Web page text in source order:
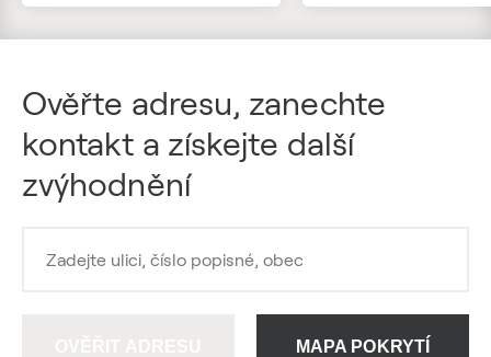
Ověřte adresu, zanechte
kontakt a získejte další
zvýhodnění
MAPA POKRYTÍ